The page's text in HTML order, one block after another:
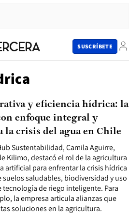
SUSCRÍBETE
Sustentabilidad, Camila Aguirre,
Kilimo, destacó el rol de la agricultura
artificial para enfrentar la crisis hídrica
saludables, biodiversidad y uso
de riego inteligente. Para
la empresa articula alianzas que
soluciones en la agricultura.
y eficiencia hídrica: la
enfoque integral y
la crisis del agua en Chile